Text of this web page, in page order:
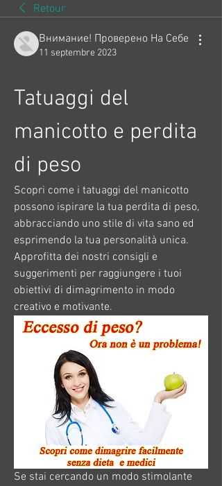
Retour
Внимание! Проверено На Себе
11 septembre 2023
Tatuaggi del
manicotto e perdita
di peso
Scopri come i tatuaggi del manicotto
possono ispirare la tua perdita di peso,
abbracciando uno stile di vita sano ed
esprimendo la tua personalità unica.
Approfitta dei nostri consigli e
suggerimenti per raggiungere i tuoi
obiettivi di dimagrimento in modo
creativo e motivante.
Se stai cercando un modo stimolante